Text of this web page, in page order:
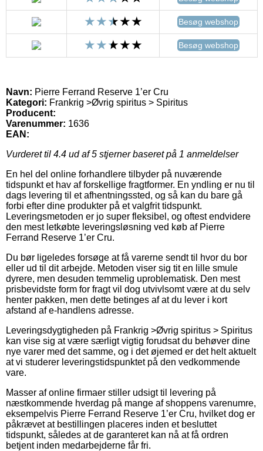
Besøg webshop
Besøg webshop
Navn: Pierre Ferrand Reserve 1’er Cru
Kategori: Frankrig >Øvrig spiritus > Spiritus
Producent:
Varenummer: 1636
EAN:
Vurderet til 4.4 ud af 5 stjerner baseret på 1 anmeldelser
En hel del online forhandlere tilbyder på nuværende
tidspunkt et hav af forskellige fragtformer. En yndling er nu til
dags levering til et afhentningssted, og så kan du bare gå
forbi efter dine produkter på et valgfrit tidspunkt.
Leveringsmetoden er jo super fleksibel, og oftest endvidere
den mest letkøbte leveringsløsning ved køb af Pierre
Ferrand Reserve 1’er Cru.
Du bør ligeledes forsøge at få varerne sendt til hvor du bor
eller ud til dit arbejde. Metoden viser sig tit en lille smule
dyrere, men desuden temmelig uproblematisk. Den mest
prisbevidste form for fragt vil dog utvivlsomt være at du selv
henter pakken, men dette betinges af at du lever i kort
afstand af e-handlens adresse.
Leveringsdygtigheden på Frankrig >Øvrig spiritus > Spiritus
kan vise sig at være særligt vigtig forudsat du behøver dine
nye varer med det samme, og i det øjemed er det helt aktuelt
at vi studerer leveringstidspunktet på den vedkommende
vare.
Masser af online firmaer stiller udsigt til levering på
næstkommende hverdag på mange af shoppens varenumre,
eksempelvis Pierre Ferrand Reserve 1’er Cru, hvilket dog er
påkrævet at bestillingen placeres inden et besluttet
tidspunkt, således at de garanteret kan nå at få ordren
betjent inden medarbejderne får fri.